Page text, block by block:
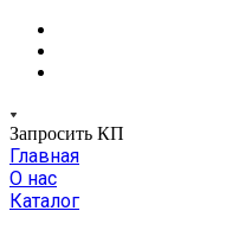
Запросить КП
Главная
О нас
Каталог